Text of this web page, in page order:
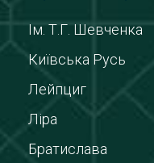
Ім. Т.Г. Шевченка
Київська Русь
Лейпциг
Ліра
Братислава